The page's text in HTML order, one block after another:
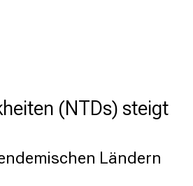
(NTDs) steigt
Ländern